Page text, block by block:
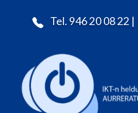
Tel. 946 20 08 22 |